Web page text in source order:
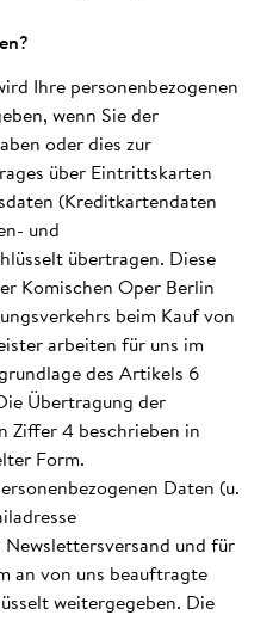
Ihre personenbezogenen
wenn Sie der
oder dies zur
über Eintrittskarten
(Kreditkartendaten
und
übertragen. Diese
Komischen Oper Berlin
beim Kauf von
arbeiten für uns im
des Artikels 6
Übertragung der
Ziffer 4 beschrieben in
Form.
Daten (u.
und für
an von uns beauftragte
weitergegeben. Die